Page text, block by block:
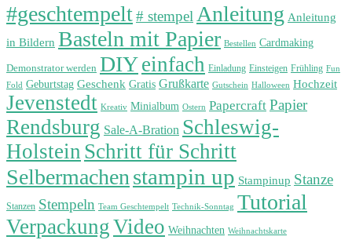
#geschtempelt# stempel Anleitung Anleitung
in Bildern Basteln mit Papier Bestellen Cardmaking
Demonstrator werden DIYeinfach Einladung Einsteigen Frühling Fun
Fold Geburtstag Geschenk Gratis Grußkarte Gutschein Halloween Hochzeit
Jevenstedt Kreativ Minialbum Ostern Papercraft Papier
Rendsburg Sale-A-Bration Schleswig-
Holstein Schritt für Schritt
Selbermachen stampin up Stampinup Stanze
Stanzen Stempeln Team Geschtempelt Technik-Sonntag Tutorial
VerpackungVideo Weihnachten Weihnachtskarte